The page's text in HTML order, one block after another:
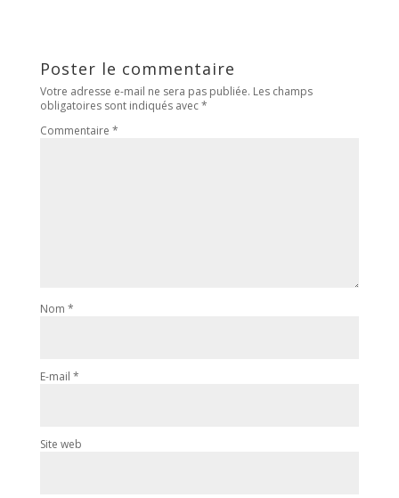
Poster le commentaire
Votre adresse e-mail ne sera pas publiée. Les champs
obligatoires sont indiqués avec*
Commentaire *
Nom *
E-mail *
Site web